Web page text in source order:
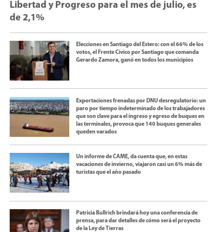
Libertad y Progreso para el mes de julio, es
de 2,1%
Elecciones en Santiago del Estero: con el 66% de los
votos, el Frente Cívico por Santiago que comanda
Gerardo Zamora, ganó en todos los municipios
Exportaciones frenadas por DNU desregulatorio: un
paro por tiempo indeterminado de los trabajadores
que son clave para el ingreso y egreso de buques en
las terminales, provoca que 140 buques generales
queden varados
Un informe de CAME, da cuenta que, en estas
vacaciones de invierno, viajaron casi un 6% más de
turistas que el año pasado
Patricia Bullrich brindará hoy una conferencia de
prensa, para dar detalles de cómo será el proyecto
de la Ley de Tierras